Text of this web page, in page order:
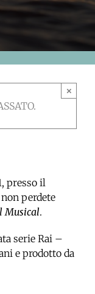
×
presso il
perdete
Musical.
serie Rai –
e prodotto da